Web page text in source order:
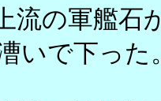
流の軍艦石
いで下った